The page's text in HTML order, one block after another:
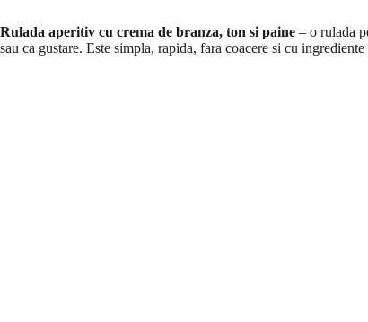
Rulada aperitiv cu crema de branza, ton si paine – o rulada
sau ca gustare. Este simpla, rapida, fara coacere si cu